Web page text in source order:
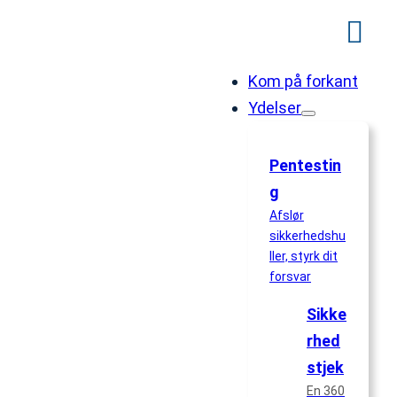
Kom på forkant
Ydelser
Pentestin
g
Afslør
sikkerhedshu
ller, styrk dit
forsvar
Sikke
rhed
stjek
En 360
Privatlivspolitik